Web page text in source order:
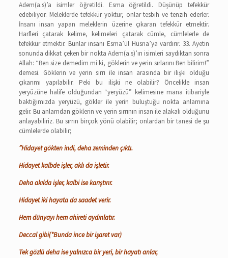
Adem(a.s)’a isimler öğretildi. Esma öğretildi. Düşünüp tefekkür
edebiliyor. Meleklerde tefekkür yoktur, onlar tesbih ve tenzih ederler.
İnsanı insan yapan meleklerin üzerine çıkaran tefekkür etmektir.
Harfleri çatarak kelime, kelimeleri çatarak cümle, cümlelerle de
tefekkür etmektir. Bunlar insanı Esma’ül Hüsna’ya vardırır. 33. Ayetin
sonunda dikkat çeken bir nokta Adem(a.s)’ın isimleri saydıktan sonra
Allah: “Ben size demedim mi ki, göklerin ve yerin sırlarını Ben bilirim!”
demesi. Göklerin ve yerin sırrı ile insan arasında bir ilişki olduğu
çıkarımı yapılabilir. Peki bu ilişki ne olabilir? Öncelikle insan
yeryüzüne halife olduğundan “yeryüzü” kelimesine mana itibariyle
baktığımızda yeryüzü, gökler ile yerin buluştuğu nokta anlamına
gelir. Bu anlamdan göklerin ve yerin sırrının insan ile alakalı olduğunu
anlayabiliriz. Bu sırrın birçok yönü olabilir; onlardan bir tanesi de şu
cümlelerde olabilir;
”Hidayet gökten indi, deha zeminden çıktı.
Hidayet kalbde işler, aklı da işletir.
Deha akılda işler, kalbi ise karıştırır.
Hidayet iki hayata da saadet verir.
Hem dünyayı hem ahireti aydınlatır.
Deccal gibi(*Bunda ince bir işaret var)
Tek gözlü deha ise yalnızca bir yeri, bir hayatı anlar,